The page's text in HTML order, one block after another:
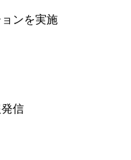
ンを実施
信